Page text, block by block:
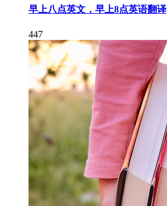
早上八点英文，早上8点英语翻译
447